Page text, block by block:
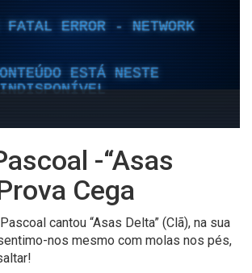
-“Asas
Cega
cantou “Asas Delta” (Clã), na sua
nos mesmo com molas nos pés,